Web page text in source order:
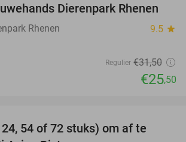
19%
Dierenpark Rhenen
Rhenen 9.5 star
Regulier €31,50
€25,50
54 of 72 stuks) om af te